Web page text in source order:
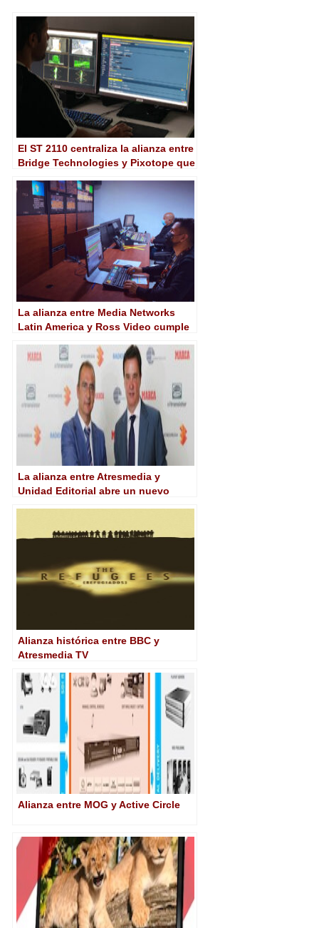
El ST 2110 centraliza la alianza entre
Bridge Technologies y Pixotope que
La alianza entre Media Networks
Latin America y Ross Video cumple
La alianza entre Atresmedia y
Unidad Editorial abre un nuevo
Alianza histórica entre BBC y
Atresmedia TV
Alianza entre MOG y Active Circle